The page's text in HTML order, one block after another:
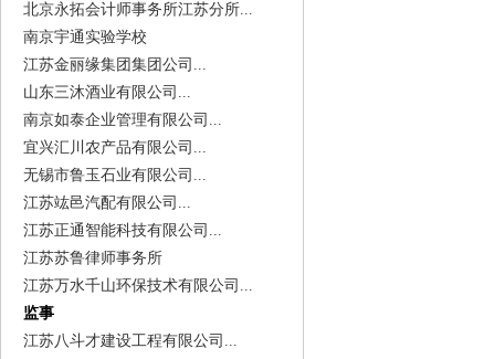
北京永拓会计师事务所江苏分所...
南京宇通实验学校
江苏金丽缘集团集团公司...
山东三沐酒业有限公司...
南京如泰企业管理有限公司...
宜兴汇川农产品有限公司...
无锡市鲁玉石业有限公司...
江苏竑邑汽配有限公司...
江苏正通智能科技有限公司...
江苏苏鲁律师事务所
江苏万水千山环保技术有限公司...
监事
江苏八斗才建设工程有限公司...